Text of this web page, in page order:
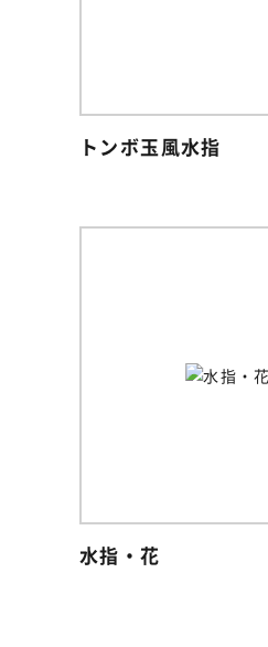
トンボ玉風水指
水指・花